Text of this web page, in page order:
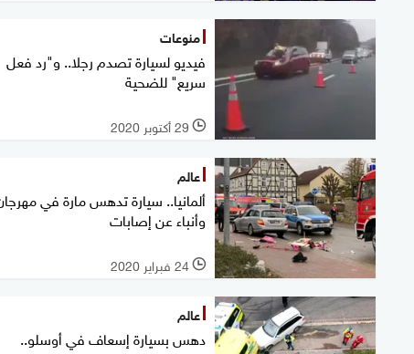
منوعات
فيديو لسيارة تصدم رجلا.. و"رد فعل
سريع" للضحية
l 29 أكتوبر 2020
عالم
ألمانيا.. سيارة تدهس مارة في
وأنباء عن إصابات
l 24 فبراير 2020
عالم
دهس بسيارة إسعاف في أوسلو..